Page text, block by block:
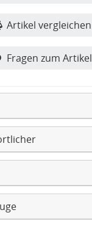
Artikel vergleichen
Fragen zum Artikel